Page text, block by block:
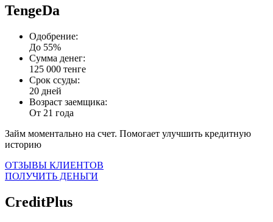
TengeDa
Одобрение:
До 55%
Сумма денег:
125 000 тенге
Срок ссуды:
20 дней
Возраст заемщика:
От 21 года
Займ моментально на счет. Помогает улучшить кредитную
историю
ОТЗЫВЫ КЛИЕНТОВ
ПОЛУЧИТЬ ДЕНЬГИ
CreditPlus